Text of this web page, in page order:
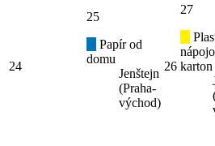
24
25
Papír od
domu
Jenštejn
(Praha-
východ)
26
27
karton